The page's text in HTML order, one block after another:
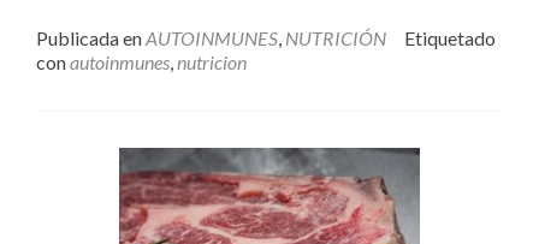
enfermedades
Publicada enAUTOINMUNES, NUTRICIÓN
Etiquetado
conautoinmunes,nutricion